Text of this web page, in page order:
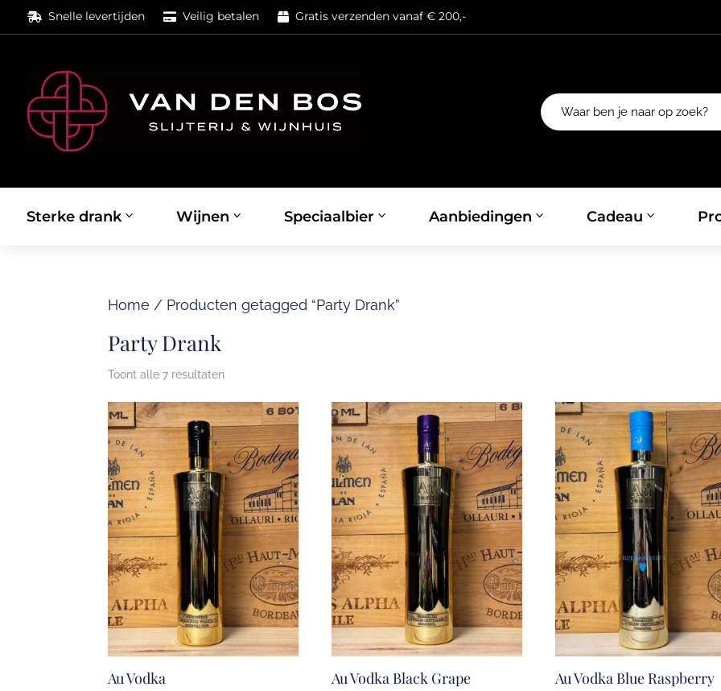
 Snelle levertijden  Veilig betalen  Gratis verzenden vanaf € 200,-
Sterke drank Wijnen Speciaalbier Aanbiedingen Cadeau
Home / Producten getagged “Party Drank”
Party Drank
Toont alle 7 resultaten
Au Vodka Au Vodka Black Grape Au Vodka Blue Raspberry